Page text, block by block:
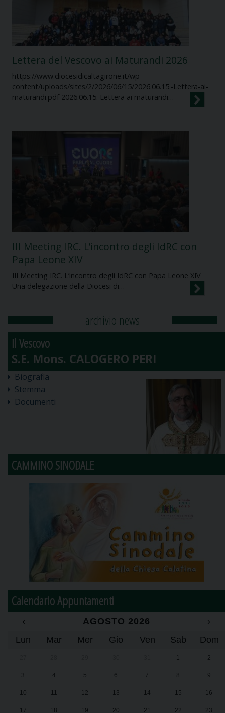
Lettera del Vescovo ai Maturandi 2026
https://www.diocesidicaltagirone.it/wp-
content/uploads/sites/2/2026/06/15/2026.06.15.-Lettera-ai-
maturandi.pdf 2026.06.15. Lettera ai maturandi…
III Meeting IRC. L’incontro degli IdRC con
Papa Leone XIV
III Meeting IRC. L’incontro degli IdRC con Papa Leone XIV
Una delegazione della Diocesi di…
archivio news
Il Vescovo
Biografia
Stemma
Documenti
CAMMINO SINODALE
Calendario Appuntamenti
‹ AGOSTO 2026
›
Lun
Mar Mer Gio Ven Sab Dom
1 2
3 4 5 6 7 8 9
10 11 12 13 14 15 16
17 18 19 20 21 22 23